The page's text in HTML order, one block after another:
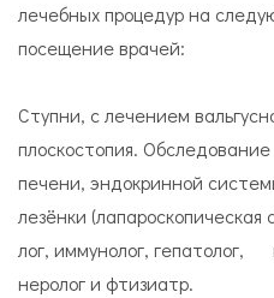
лечебных процедур на
посещение врачей:
Ступ­ни, с ле­че­нием
плос­ко­сто­пия.
пе­чени, эн­до­крин­ной
ле­зён­ки
лог, иммунолог, гепатолог,
не­ро­лог и фти­зи­атр.